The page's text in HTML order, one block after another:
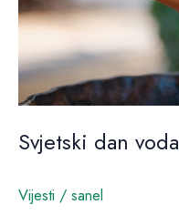
Svjetski dan voda
Vijesti / sanel